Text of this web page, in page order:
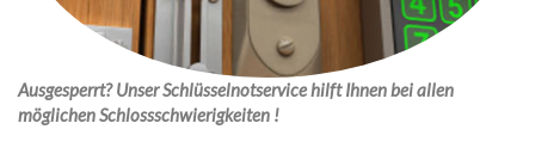
Ausgesperrt? Unser Schlüsselnotservice hilft Ihnen bei allen
möglichen Schlossschwierigkeiten !